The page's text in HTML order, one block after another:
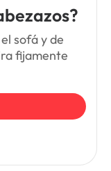
sofá y de
fijamente